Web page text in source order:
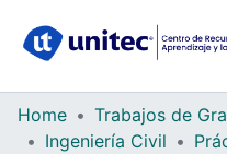
Communities
Home Trabajos de
Ingeniería Civil